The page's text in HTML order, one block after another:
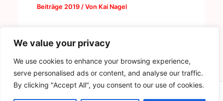
We value your privacy
We use cookies to enhance your browsing experience,
serve personalised ads or content, and analyse our traffic.
By clicking "Accept All", you consent to our use of cookies.
Beiträge 2019/ Von Kai Nagel
Copyright © 2026 | by Der Buskruer - Das Magazin